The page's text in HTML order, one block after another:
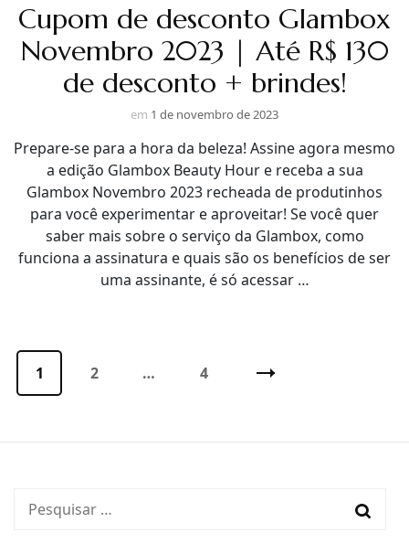
Cupom de desconto Glambox
Novembro 2023 | Até R$ 130
de desconto + brindes!
em 1 de novembro de 2023
Prepare-se para a hora da beleza! Assine agora mesmo
a edição Glambox Beauty Hour e receba a sua
Glambox Novembro 2023 recheada de produtinhos
para você experimentar e aproveitar! Se você quer
saber mais sobre o serviço da Glambox, como
funciona a assinatura e quais são os benefícios de ser
uma assinante, é só acessar …
Paginação
Página
1 Página
2 … Página
4
Pesquisar